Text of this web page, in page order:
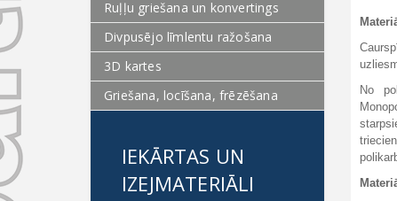
Ruļļu griešana un konvertings
Divpusējo līmlentu ražošana
3D kartes
Griešana, locīšana, frēzēšana
IEKĀRTAS UN
IZEJMATERIĀLI
No